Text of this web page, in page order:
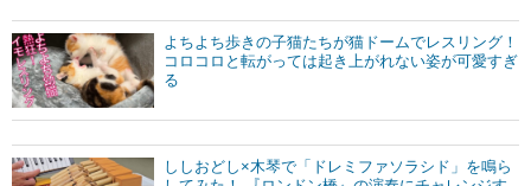
よちよち歩きの子猫たちが猫ドームでレスリング！
コロコロと転がっては起き上がれない姿が可愛すぎ
る
ししおどし×木琴で「ドレミファソラシド」を鳴ら